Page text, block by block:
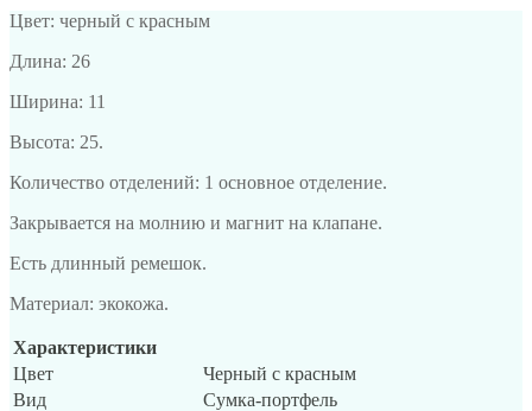
Цвет: черный с красным
Длина: 26
Ширина: 11
Высота: 25.
Количество отделений: 1 основное отделение.
Закрывается на молнию и магнит на клапане.
Есть длинный ремешок.
Материал: экокожа.
Характеристики
Цвет
Черный с красным
Вид
Сумка-портфель